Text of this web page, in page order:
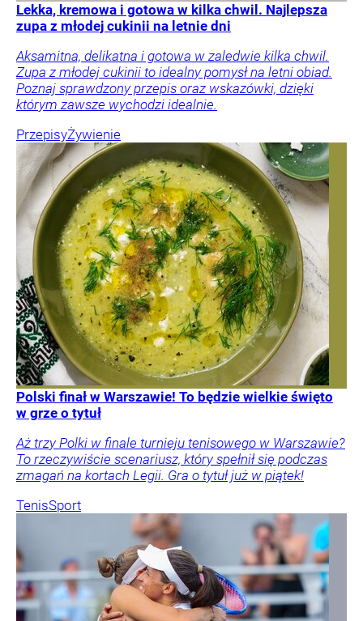
Lekka, kremowa i gotowa w kilka chwil. Najlepsza
zupa z młodej cukinii na letnie dni
Aksamitna, delikatna i gotowa w zaledwie kilka chwil.
Zupa z młodej cukinii to idealny pomysł na letni obiad.
Poznaj sprawdzony przepis oraz wskazówki, dzięki
którym zawsze wychodzi idealnie.
PrzepisyŻywienie
Polski finał w Warszawie! To będzie wielkie święto
w grze o tytuł
Aż trzy Polki w finale turnieju tenisowego w Warszawie?
To rzeczywiście scenariusz, który spełnił się podczas
zmagań na kortach Legii. Gra o tytuł już w piątek!
TenisSport